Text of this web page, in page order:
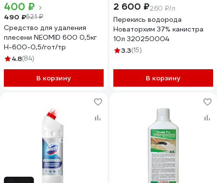
400 ₽
490 ₽521 ₽
Средство для удаления
плесени NEOMID 600 0,5кг
Н-600-0,5/гот/тр
4.8(84)
В корзину
2 600 ₽260 ₽/л
Перекись водорода
Новаторхим 37% канистра
10л 320250004
3.3(15)
В корзину